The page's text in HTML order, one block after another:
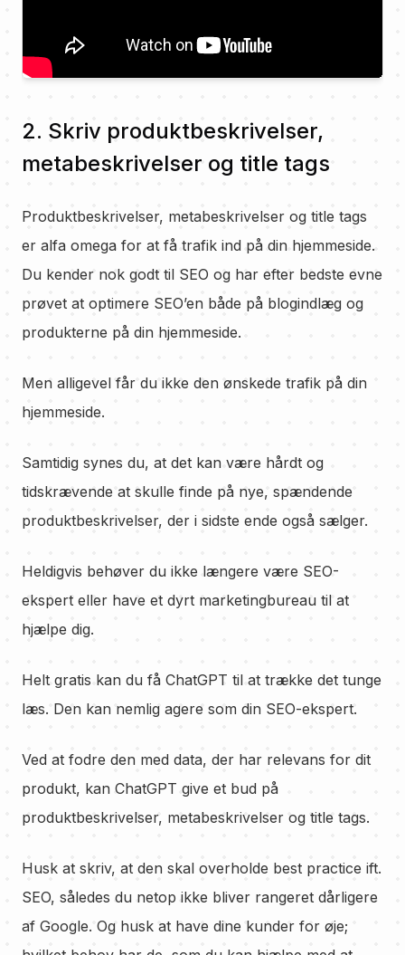
2. Skriv produktbeskrivelser,
metabeskrivelser og title tags
Produktbeskrivelser, metabeskrivelser og title tags
er alfa omega for at få trafik ind på din hjemmeside.
Du kender nok godt til SEO og har efter bedste evne
prøvet at optimere SEO’en både på blogindlæg og
produkterne på din hjemmeside.
Men alligevel får du ikke den ønskede trafik på din
hjemmeside.
Samtidig synes du, at det kan være hårdt og
tidskrævende at skulle finde på nye, spændende
produktbeskrivelser, der i sidste ende også sælger.
Heldigvis behøver du ikke længere være SEO-
ekspert eller have et dyrt marketingbureau til at
hjælpe dig.
Helt gratis kan du få ChatGPT til at trække det tunge
læs. Den kan nemlig agere som din SEO-ekspert.
Ved at fodre den med data, der har relevans for dit
produkt, kan ChatGPT give et bud på
produktbeskrivelser, metabeskrivelser og title tags.
Husk at skriv, at den skal overholde best practice ift.
SEO, således du netop ikke bliver rangeret dårligere
af Google. Og husk at have dine kunder for øje;